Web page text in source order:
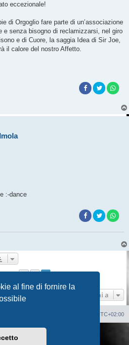
al fine di fornire la
eccezionale!
di Orgoglio fare parte di un’associazione
e senza bisogno di reclamizzarsi, nel giro
e di Cuore, la saggia Idea di Sir Joe,
il calore del nostro Affetto.
:-dance
Vai a
UTC+02:00
Italiana